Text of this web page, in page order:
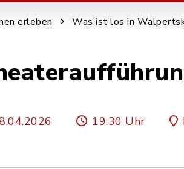
erleben Was ist los in
19:30 Uhr